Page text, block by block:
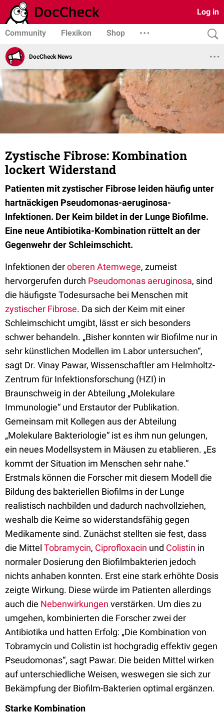
Log in
Community Flexikon Shop
DocCheck News
Zystische Fibrose: Kombination
lockert Widerstand
Patienten mit zystischer Fibrose leiden häufig unter
hartnäckigen Pseudomonas-aeruginosa-
Infektionen. Der Keim bildet in der Lunge Biofilme.
Eine neue Antibiotika-Kombination rüttelt an der
Gegenwehr der Schleimschicht.
Infektionen deroberen Atemwege, zumeist
hervorgerufen durch Pseudomonas aeruginosa, sind
die häufigste Todesursache bei Menschen mit
zystischer Fibrose. Da sich der Keim mit einer
Schleimschicht umgibt, lässt er sich besonders
schwer behandeln. „Bisher konnten wir Biofilme nur in
sehr künstlichen Modellen im Labor untersuchen“,
sagt Dr. Vinay Pawar, Wissenschaftler am Helmholtz-
Zentrum für Infektionsforschung (HZI) in
Braunschweig in der Abteilung „Molekulare
Immunologie“ und Erstautor der Publikation.
Gemeinsam mit Kollegen aus der Abteilung
„Molekulare Bakteriologie“ ist es ihm nun gelungen,
ein neues Modellsystem in Mäusen zu etablieren. „Es
kommt der Situation im Menschen sehr nahe.“
Erstmals können die Forscher mit diesem Modell die
Bildung des bakteriellen Biofilms in der Lunge
realistisch nachbilden und dadurch nachvollziehen,
weshalb die Keime so widerstandsfähig gegen
Medikamente sind. Zunächst stellten sie fest, dass
die Mittel Tobramycin, Ciprofloxacin und Colistin in
normaler Dosierung den Biofilmbakterien jedoch
nichts anhaben konnten. Erst eine stark erhöhte Dosis
zeigte Wirkung. Diese würde im Patienten allerdings
auch die Nebenwirkungen verstärken. Um dies zu
umgehen, kombinierten die Forscher zwei der
Antibiotika und hatten Erfolg: „Die Kombination von
Tobramycin und Colistin ist hochgradig effektiv gegen
Pseudomonas“, sagt Pawar. Die beiden Mittel wirken
auf unterschiedliche Weisen, weswegen sie sich zur
Bekämpfung der Biofilm-Bakterien optimal ergänzen.
Starke Kombination